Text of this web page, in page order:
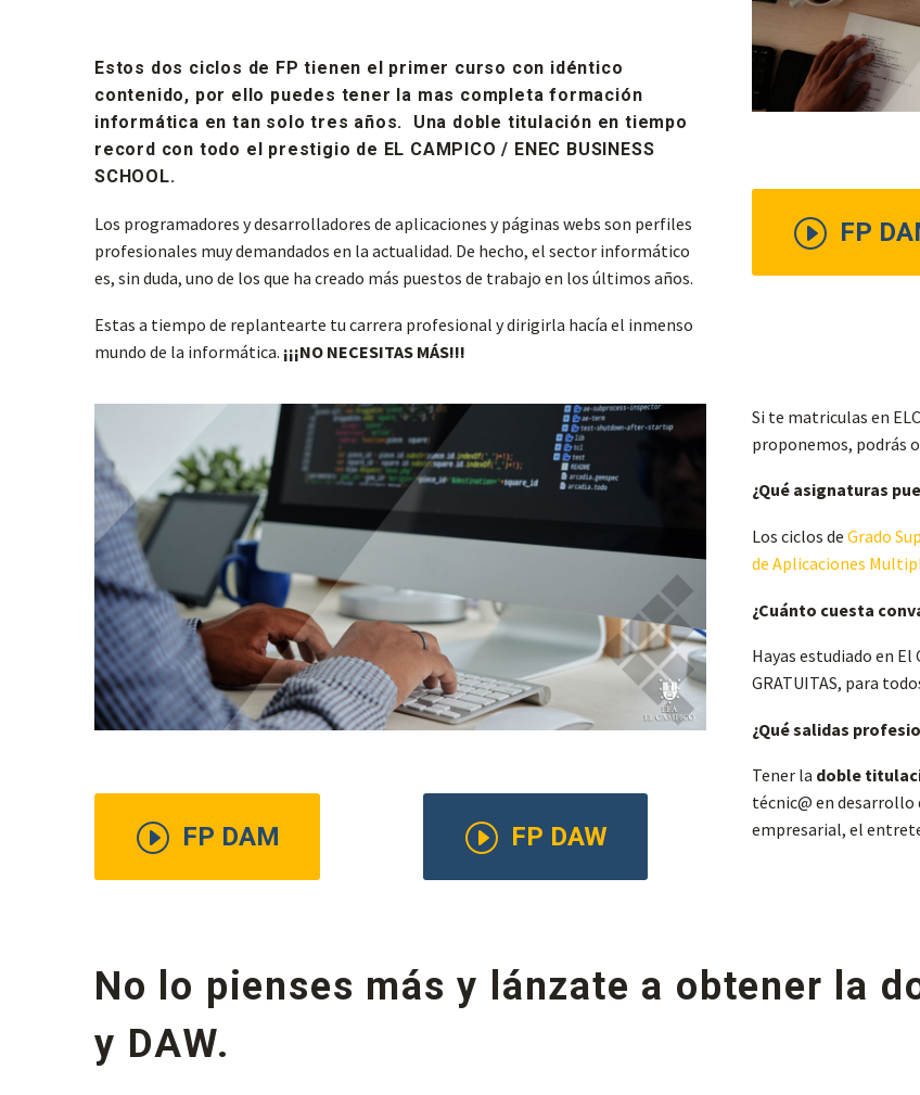
Estos dos ciclos de FP tienen el primer curso con idéntico
contenido, por ello puedes tener la mas completa formación
informática en tan solo tres años. Una doble titulación en tiempo
record con todo el prestigio de EL CAMPICO / ENEC BUSINESS
SCHOOL.
Los programadores y desarrolladores de aplicaciones y páginas webs son perfiles
profesionales muy demandados en la actualidad. De hecho, el sector informático
es, sin duda, uno de los que ha creado más puestos de trabajo en los últimos años.
Estas a tiempo de replantearte tu carrera profesional y dirigirla hacía el inmenso
mundo de la informática. ¡¡¡NO NECESITAS MÁS!!!
I FP
I FP DAM I FP DAW
Si te matriculas en
proponemos, podrás
¿Qué asignaturas
Los ciclos de Grado
de Aplicaciones
¿Cuánto cuesta
Hayas estudiado en El
GRATUITAS, para
¿Qué salidas
Tener la doble
técnic@ en
empresarial, el
No lo pienses más y lánzate a obtener la
y DAW.